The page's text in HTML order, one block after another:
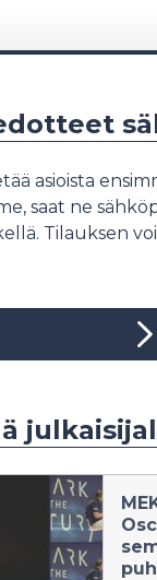
asioista
saat ne
Tilauksen